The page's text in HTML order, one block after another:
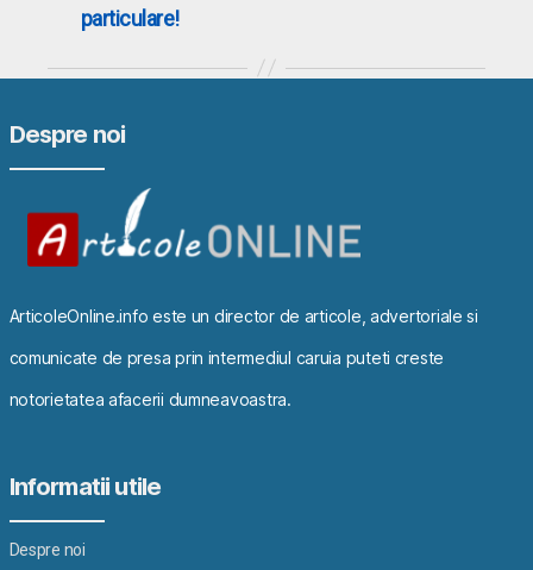
particulare!
Despre noi
ArticoleOnline.info este un director de articole, advertoriale si
comunicate de presa prin intermediul caruia puteti creste
notorietatea afacerii dumneavoastra.
Informatii utile
Despre noi